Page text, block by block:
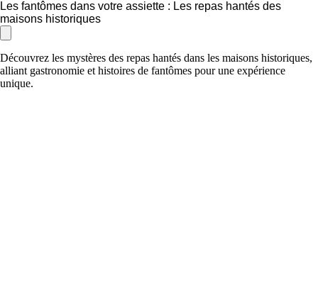
Les fantômes dans votre assiette : Les repas hantés des
maisons historiques
Découvrez les mystères des repas hantés dans les maisons historiques,
alliant gastronomie et histoires de fantômes pour une expérience
unique.